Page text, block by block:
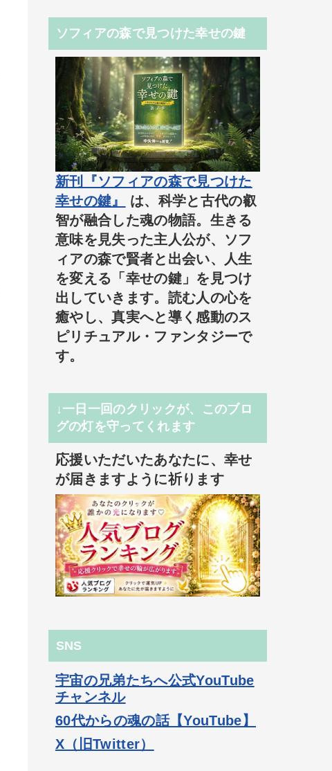
ソフィアの森で見つけた幸せの鍵
新刊『ソフィアの森で見つけた
幸せの鍵』
は、科学と古代の叡
智が融合した魂の物語。生きる
意味を見失った主人公が、ソフ
ィアの森で賢者と出会い、人生
を変える「幸せの鍵」を見つけ
出していきます。読む人の心を
癒やし、真実へと導く感動のス
ピリチュアル・ファンタジーで
す。
↓一日一回のクリックが、このブロ
グの灯を守ってくれます
応援いただいたあなたに、幸せ
が届きますように祈ります
SNS
宇宙の兄弟たちへ公式YouTube
チャンネル
60代からの魂の話【YouTube】
X（旧Twitter）